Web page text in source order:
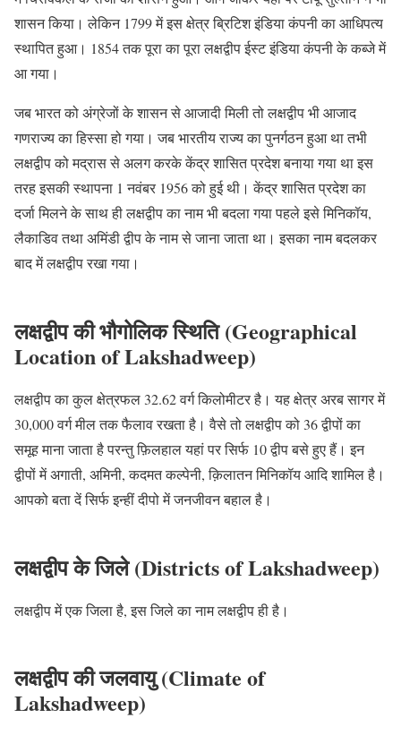
शासन किया। लेकिन 1799 में इस क्षेत्र ब्रिटिश इंडिया कंपनी का आधिपत्य
स्थापित हुआ। 1854 तक पूरा का पूरा लक्षद्वीप ईस्ट इंडिया कंपनी के कब्जे में
आ गया।
जब भारत को अंग्रेजों के शासन से आजादी मिली तो लक्षद्वीप भी आजाद
गणराज्य का हिस्सा हो गया। जब भारतीय राज्य का पुनर्गठन हुआ था तभी
लक्षद्वीप को मद्रास से अलग करके केंद्र शासित प्रदेश बनाया गया था इस
तरह इसकी स्थापना 1 नवंबर 1956 को हुई थी। केंद्र शासित प्रदेश का
दर्जा मिलने के साथ ही लक्षद्वीप का नाम भी बदला गया पहले इसे मिनिकॉय,
लैकाडिव तथा अमिंडी द्वीप के नाम से जाना जाता था। इसका नाम बदलकर
बाद में लक्षद्वीप रखा गया।
लक्षद्वीप की भौगोलिक स्थिति (Geographical
Location of Lakshadweep)
लक्षद्वीप का कुल क्षेत्रफल 32.62 वर्ग किलोमीटर है। यह क्षेत्र अरब सागर में
30,000 वर्ग मील तक फैलाव रखता है। वैसे तो लक्षद्वीप को 36 द्वीपों का
समूह माना जाता है परन्तु फ़िलहाल यहां पर सिर्फ 10 द्वीप बसे हुए हैं। इन
द्वीपों में अगाती, अमिनी, कदमत कल्पेनी, क़िलातन मिनिकॉय आदि शामिल है।
आपको बता दें सिर्फ इन्हीं दीपो में जनजीवन बहाल है।
लक्षद्वीप के जिले (Districts of Lakshadweep)
लक्षद्वीप में एक जिला है, इस जिले का नाम लक्षद्वीप ही है।
लक्षद्वीप की जलवायु (Climate of
Lakshadweep)